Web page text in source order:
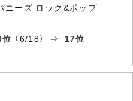
ーズ ロック&ポップ
（6/18） ⇒ 17位